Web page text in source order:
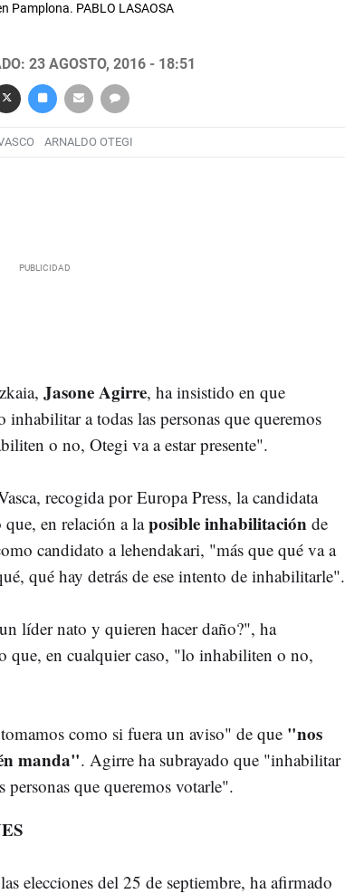
Pamplona. PABLO LASAOSA
23 AGOSTO, 2016 - 18:51
ARNALDO OTEGI
Jasone Agirre, ha insistido en que
inhabilitar a todas las personas que queremos
o no, Otegi va a estar presente".
recogida por Europa Press, la candidata
en relación a laposible inhabilitación de
candidato a lehendakari, "más que qué va a
qué hay detrás de ese intento de inhabilitarle".
líder nato y quieren hacer daño?", ha
que, en cualquier caso, "lo inhabiliten o no,
como si fuera un aviso" de que "nos
manda". Agirre ha subrayado que "inhabilitar
que queremos votarle".
elecciones del 25 de septiembre, ha afirmado